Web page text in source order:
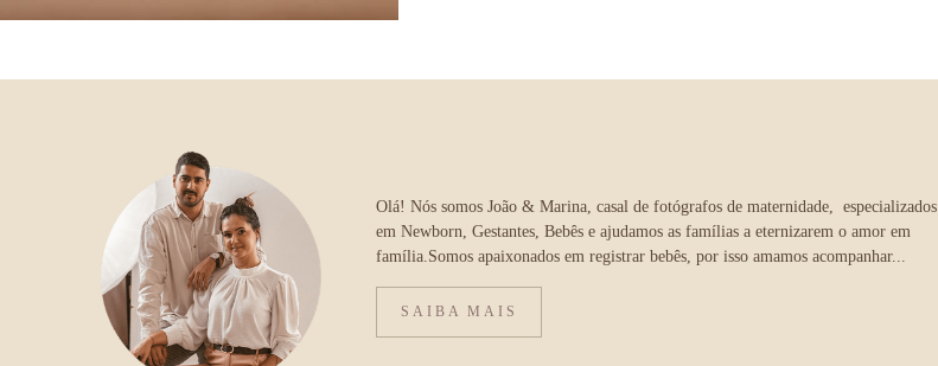
Olá! Nós somos João & Marina, casal de fotógrafos de maternidade, especializados
em Newborn, Gestantes, Bebês e ajudamos as famílias a eternizarem o amor em
família.Somos apaixonados em registrar bebês, por isso amamos acompanhar...
SAIBA MAIS